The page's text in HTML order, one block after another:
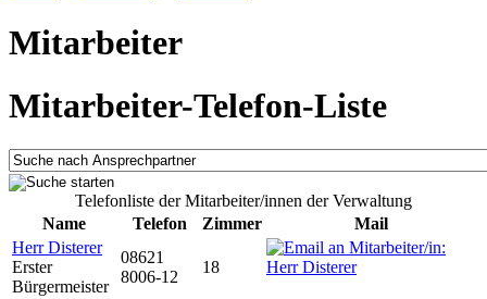
Mitarbeiter
Mitarbeiter-Telefon-Liste
Telefonliste der Mitarbeiter/innen der Verwaltung
Name
Telefon Zimmer
Mail
Herr Disterer
Erster
Bürgermeister
08621
8006-12
18